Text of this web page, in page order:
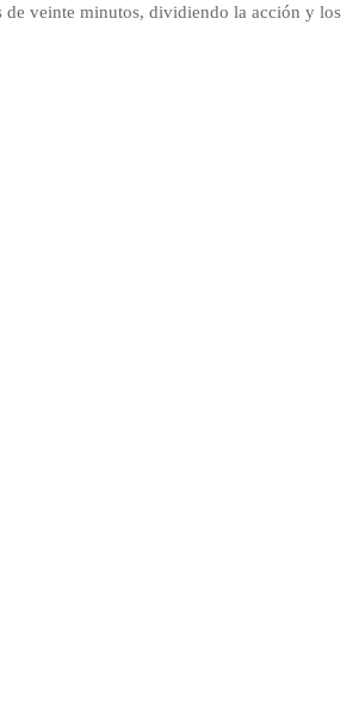
de veinte minutos, dividiendo la acción y los